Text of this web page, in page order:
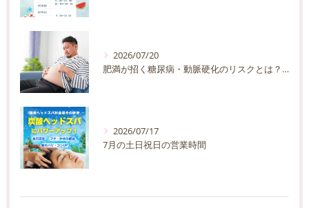
2026/07/20
肥満が招く糖尿病・動脈硬化のリスクとは？30代40代男性が今すぐ始めたい予防法を徹底解説
2026/07/17
7月の土日祝日の営業時間